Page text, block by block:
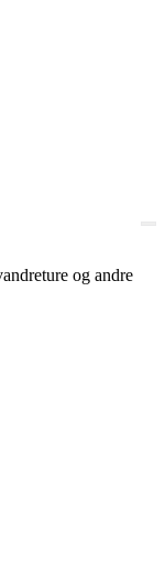
og andre